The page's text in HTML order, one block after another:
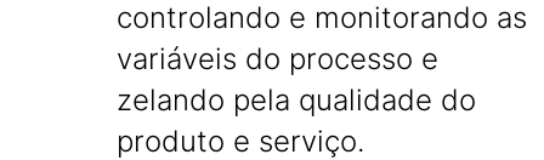
controlando e monitorando as
variáveis do processo e
zelando pela qualidade do
produto e serviço.